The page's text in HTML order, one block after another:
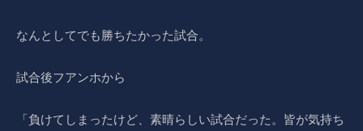
なんとしてでも勝ちたかった試合。
試合後フアンホから
「負けてしまったけど、素晴らしい試合だった。皆が気持ち